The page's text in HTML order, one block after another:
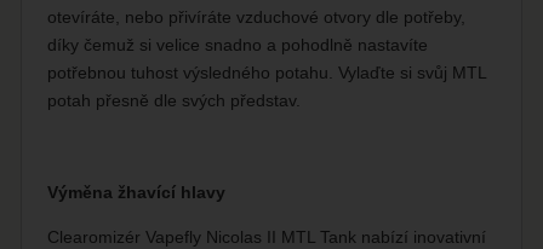
otevíráte, nebo přivíráte vzduchové otvory dle potřeby,
díky čemuž si velice snadno a pohodlně nastavíte
potřebnou tuhost výsledného potahu. Vylaďte si svůj MTL
potah přesně dle svých představ.
Výměna žhavící hlavy
Clearomizér Vapefly Nicolas II MTL Tank nabízí inovativní